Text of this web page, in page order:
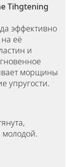
Tihgtening
эффективно
её
и
морщины
упругости.
молодой.